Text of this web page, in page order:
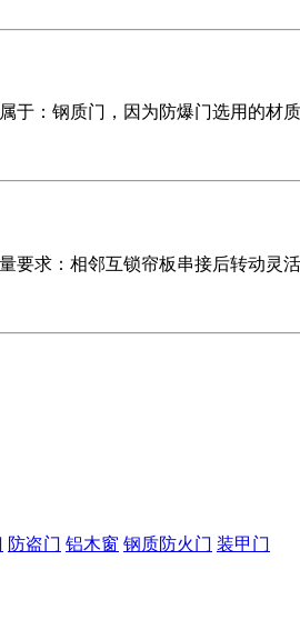
于：钢质门，因为防爆门选用的
要求：相邻互锁帘板串接后转动
防盗门 铝木窗 钢质防火门 装甲门